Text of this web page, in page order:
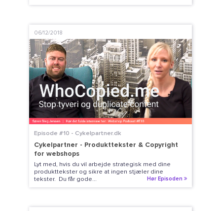
06/12/2018
Episode #10 - Cykelpartner.dk
Cykelpartner - Produkttekster & Copyright
for webshops
Lyt med, hvis du vil arbejde strategisk med dine
produkttekster og sikre at ingen stjæler dine
tekster. Du får gode...
Hør Episoden